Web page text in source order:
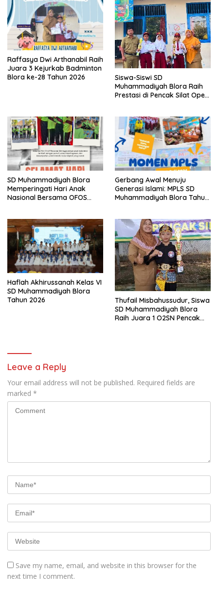
Raffasya Dwi Arthanabil Raih
Juara 3 Kejurkab Badminton
Blora ke-28 Tahun 2026
Siswa-Siswi SD
Muhammadiyah Blora Raih
Prestasi di Pencak Silat Open
SD Muhammadiyah Blora
Memperingati Hari Anak
Nasional Bersama OFOS
Gerbang Awal Menuju
Generasi Islami: MPLS SD
Muhammadiyah Blora Tahun
Haflah Akhirussanah Kelas VI
SD Muhammadiyah Blora
Tahun 2026
Thufail Misbahussudur, Siswa
SD Muhammadiyah Blora
Raih Juara 1 O2SN Pencak
Leave a Reply
Your email address will not be published. Required fields are
marked *
Save my name, email, and website in this browser for the
next time I comment.